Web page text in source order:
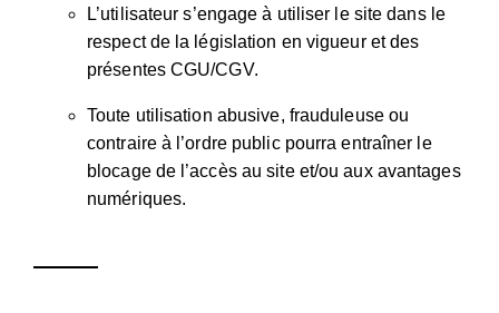
L’utilisateur s’engage à utiliser le site dans le
respect de la législation en vigueur et des
présentes CGU/CGV.
Toute utilisation abusive, frauduleuse ou
contraire à l’ordre public pourra entraîner le
blocage de l’accès au site et/ou aux avantages
numériques.